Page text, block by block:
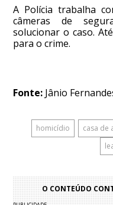
A Polícia trabalha
câmeras de
solucionar o caso.
para o crime.
Fonte: Jânio
homicídio casa de
O CONTEÚDO